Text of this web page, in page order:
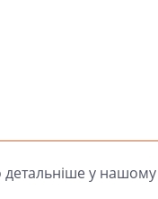
у нашому